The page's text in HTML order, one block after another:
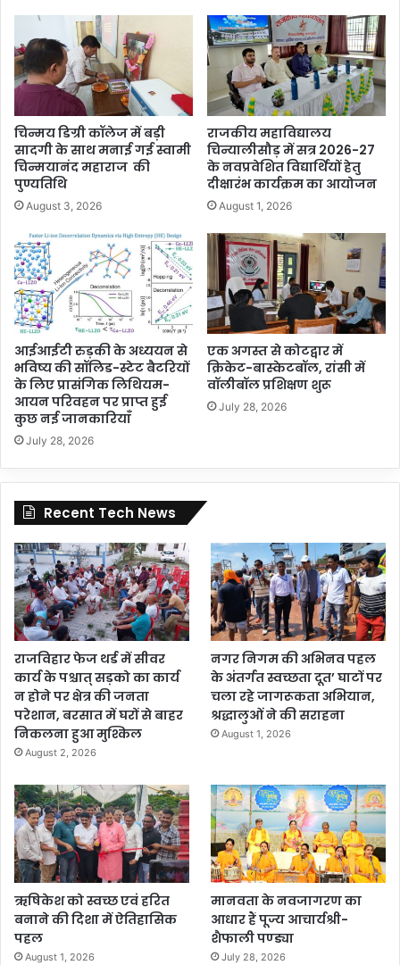
चिन्मय डिग्री कॉलेज में बड़ी
सादगी के साथ मनाई गई स्वामी
चिन्मयानंद महाराज की
पुण्यतिथि
August 3, 2026
राजकीय महाविद्यालय
चिन्यालीसौड़ में सत्र 2026-27
के नवप्रवेशित विद्यार्थियों हेतु
दीक्षारंभ कार्यक्रम का आयोजन
August 1, 2026
आईआईटी रुड़की के अध्ययन से
भविष्य की सॉलिड-स्टेट बैटरियों
के लिए प्रासंगिक लिथियम-
आयन परिवहन पर प्राप्त हुई
कुछ नई जानकारियाँ
July 28, 2026
एक अगस्त से कोटद्वार में
क्रिकेट-बास्केटबॉल, रांसी में
वॉलीबॉल प्रशिक्षण शुरू
July 28, 2026
Recent Tech News
राजविहार फेज थर्ड में सीवर
कार्य के पश्चात् सड़को का कार्य
न होने पर क्षेत्र की जनता
परेशान, बरसात में घरों से बाहर
निकलना हुआ मुश्किल
August 2, 2026
नगर निगम की अभिनव पहल
के अंतर्गत स्वच्छता दूत’ घाटों पर
चला रहे जागरूकता अभियान,
श्रद्धालुओं ने की सराहना
August 1, 2026
ऋषिकेश को स्वच्छ एवं हरित
बनाने की दिशा में ऐतिहासिक
पहल
August 1, 2026
मानवता के नवजागरण का
आधार हैं पूज्य आचार्यश्री-
शैफाली पण्ड्या
July 28, 2026